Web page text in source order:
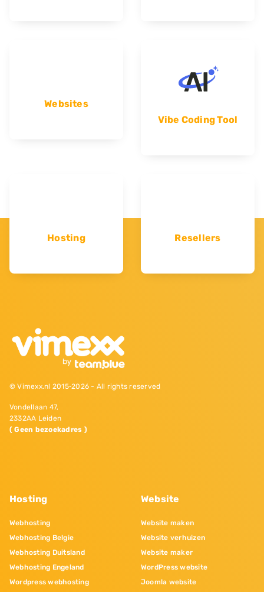
Websites
Vibe Coding Tool
Hosting Resellers
© Vimexx.nl 2015‐2026 - All rights reserved
Vondellaan 47,
2332AA Leiden
( Geen bezoekadres )
Hosting
Webhosting
Webhosting Belgie
Webhosting Duitsland
Webhosting Engeland
Wordpress webhosting
Website
Website maken
Website verhuizen
Website maker
WordPress website
Joomla website